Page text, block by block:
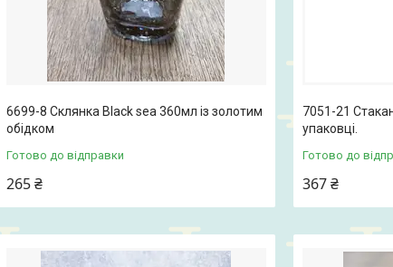
6699-8 Склянка Black sea 360мл із золотим
обідком
Готово до відправки
265 ₴
7051-21
упаковці.
Готово до
367 ₴